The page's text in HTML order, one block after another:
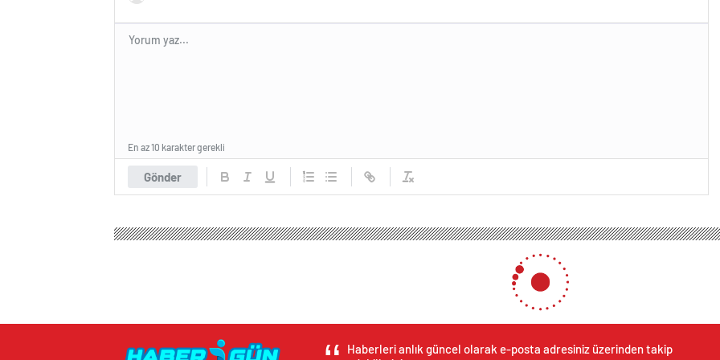
Gönder
En az 10 karakter gerekli
Commander Nutrition’dan Kaliteli Protein ve Kreatin Ürünleri ile Gücünüzü Zirveye Taşıyın
Commander Nutrition’dan Kaliteli Protein ve
Gücünüzü Zirveye Taşıyın